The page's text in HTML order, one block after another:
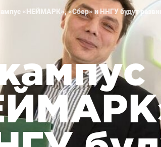
«НЕЙМАРК», «Сбер» и ННГУ будут